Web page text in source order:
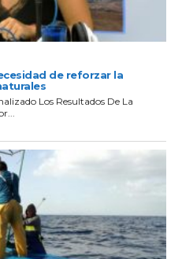
de reforzar la
Los Resultados De La